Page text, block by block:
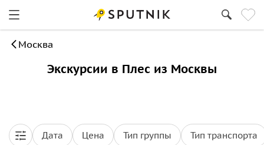
Москва
Экскурсии в Плес из Москвы
Дата Цена Тип группы Тип транспорта